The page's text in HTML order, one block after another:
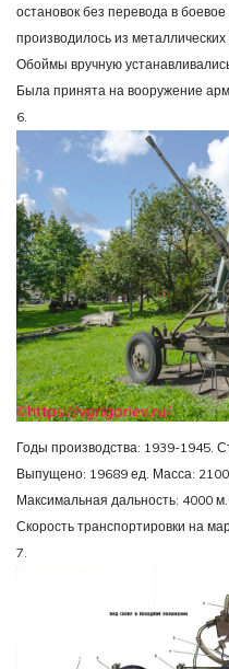
остановок без перевода в
производилось из
Обоймы вручную
Была принята на вооружение
6.
Годы производства: 1939-1945.
Выпущено: 19689 ед. Масса:
Максимальная дальность: 4000
Скорость транспортировки на
7.